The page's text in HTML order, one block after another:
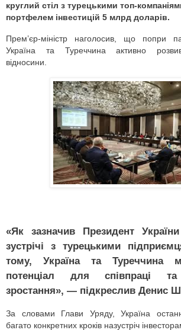
круглий стіл з турецькими топ-
портфелем інвестицій 5 млрд доларів.
Прем’єр-міністр наголосив, що попри
Україна та Туреччина активно
відносини.
«Як зазначив Президент
зустрічі з турецькими
тому, Україна та Туреччина
потенціал для співпраці та
зростання», — підкреслив Денис
За словами Глави Уряду, Україна
багато конкретних кроків назустріч